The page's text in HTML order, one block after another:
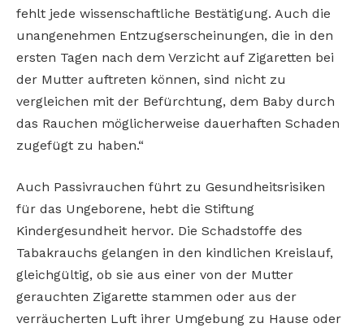
fehlt jede wissenschaftliche Bestätigung. Auch die
unangenehmen Entzugserscheinungen, die in den
ersten Tagen nach dem Verzicht auf Zigaretten bei
der Mutter auftreten können, sind nicht zu
vergleichen mit der Befürchtung, dem Baby durch
das Rauchen möglicherweise dauerhaften Schaden
zugefügt zu haben.“
Auch Passivrauchen führt zu Gesundheitsrisiken
für das Ungeborene, hebt die Stiftung
Kindergesundheit hervor. Die Schadstoffe des
Tabakrauchs gelangen in den kindlichen Kreislauf,
gleichgültig, ob sie aus einer von der Mutter
gerauchten Zigarette stammen oder aus der
verräucherten Luft ihrer Umgebung zu Hause oder